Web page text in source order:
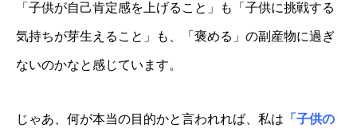
「子供が自己肯定感を上げること」も「子供に挑戦する
気持ちが芽生えること」も、「褒める」の副産物に過ぎ
ないのかなと感じています。
じゃあ、何が本当の目的かと言われれば、私は 「子供の